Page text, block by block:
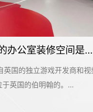
展示企业先进理念的办公室装修设计空间是怎样的——FRAME
于记录推广前言空间设计，
、材料设计、时尚设计等多